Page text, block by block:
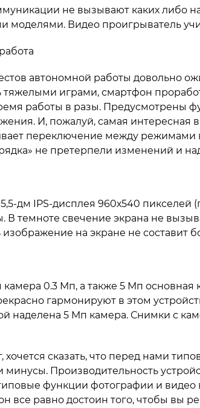
не вызывают каких либо
моделями. Видео проигрыватель
автономной работы довольно
тяжелыми играми, смартфон
работы в разы. Предусмотрены
И, пожалуй, самая интересная
переключение между режимами
не претерпели изменений и
дм IPS-дисплея 960х540 пикселей
В темноте свечение экрана не
изображение на экране не составит
0.3 Мп, а также 5 Мп основная
гармонируют в этом
наделена 5 Мп камера. Снимки с
хочется сказать, что перед нами
Производительность
функции фотографии и
все равно достоин того, чтобы вы